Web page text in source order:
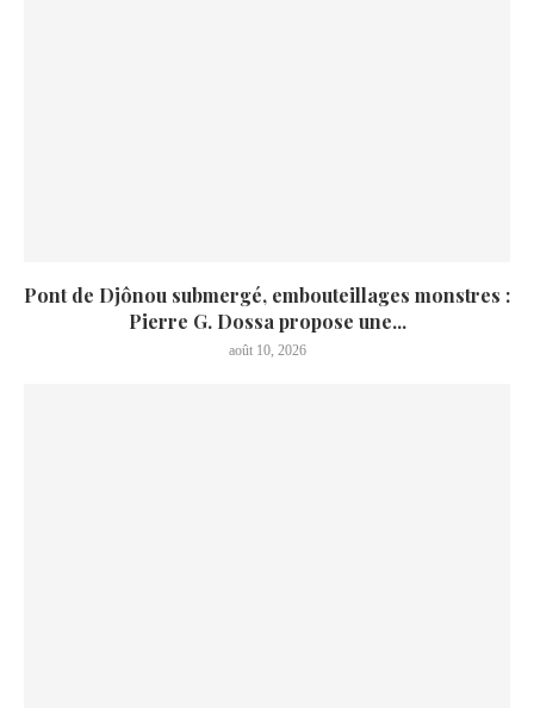
Pont de Djônou submergé, embouteillages monstres :
Pierre G. Dossa propose une...
août 10, 2026